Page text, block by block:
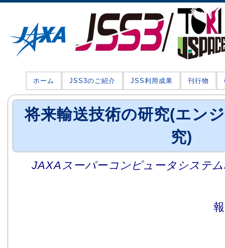
ホーム JSS3のご紹介 JSS利用成果 刊行物
将来輸送技術の研究(エン
究)
JAXAスーパーコンピュータシステ